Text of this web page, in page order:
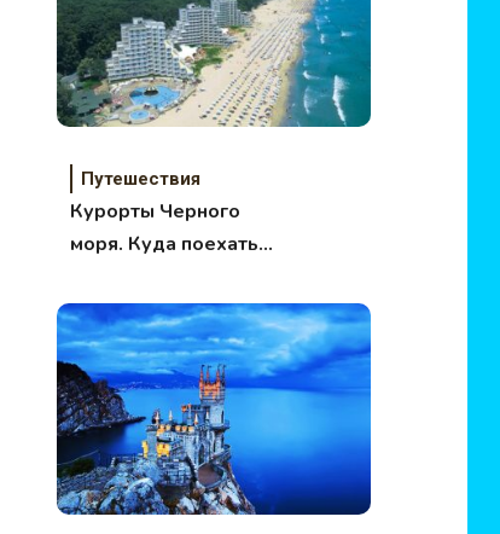
Путешествия
Курорты Черного
моря. Куда поехать